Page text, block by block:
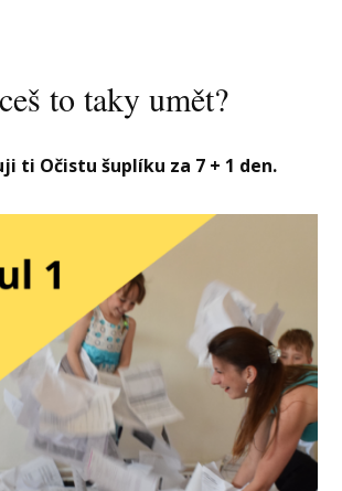
to taky umět?
ti Očistu šuplíku za 7 + 1 den.